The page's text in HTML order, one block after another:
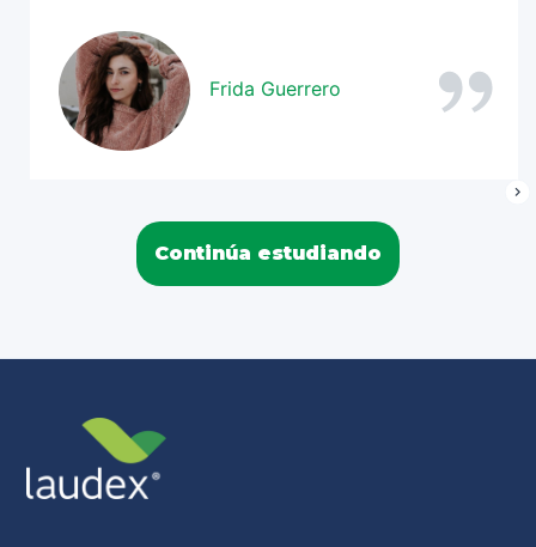
Frida Guerrero
Continúa estudiando